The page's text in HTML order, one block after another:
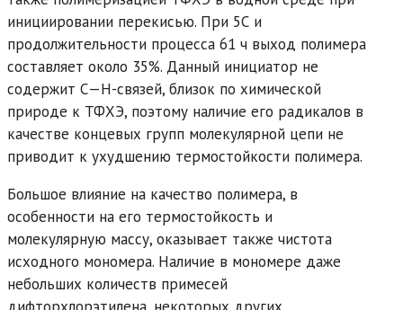
инициировании перекисью. При 5С и
продолжительности процесса 61 ч выход полимера
составляет около 35%. Данный инициатор не
содержит С—Н-связей, близок по химической
природе к ТФХЭ, поэтому наличие его радикалов в
качестве концевых групп молекулярной цепи не
приводит к ухудшению термостойкости полимера.
Большое влияние на качество полимера, в
особенности на его термостойкость и
молекулярную массу, оказывает также чистота
исходного мономера. Наличие в мономере даже
небольших количеств примесей
дифторхлорэтилена, некоторых других